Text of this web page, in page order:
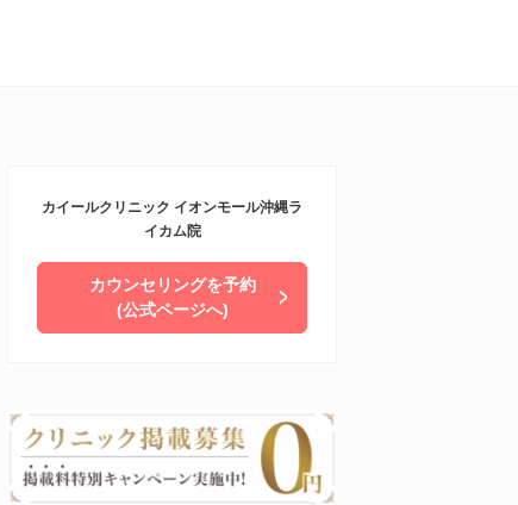
カイールクリニック イオンモール沖縄ラ
イカム院
カウンセリングを予約
(公式ページへ)